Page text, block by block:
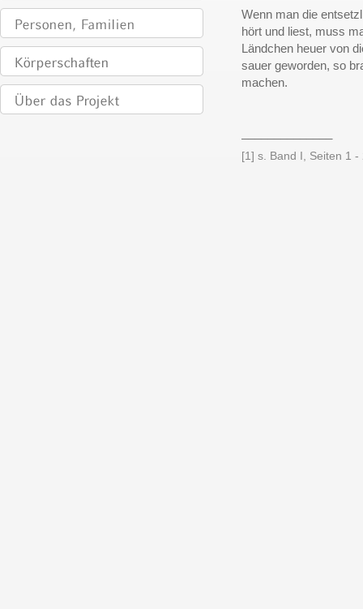
Wenn man die
hört und liest, muss
Ländchen heuer von
sauer geworden, so
machen.
[1] s. Band I, Seiten 1 -